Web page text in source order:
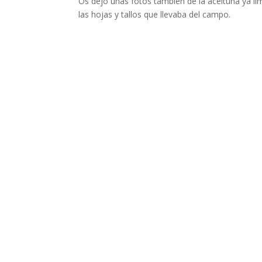
las hojas y tallos que llevaba del campo.